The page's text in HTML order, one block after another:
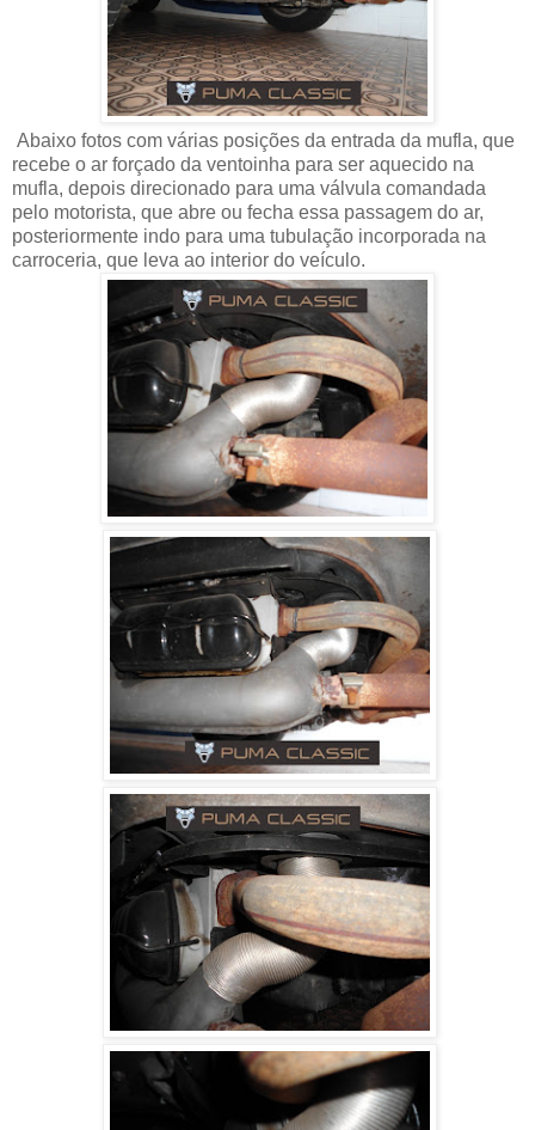
Abaixo fotos com várias posições da entrada da mufla, que
recebe o ar forçado da ventoinha para ser aquecido na
mufla, depois direcionado para uma válvula comandada
pelo motorista, que abre ou fecha essa passagem do ar,
posteriormente indo para uma tubulação incorporada na
carroceria, que leva ao interior do veículo.